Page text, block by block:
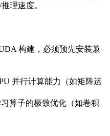
理速度。
构建，​​必须预先安装兼
并行计算能力（如矩阵运
算子的极致优化（如卷积